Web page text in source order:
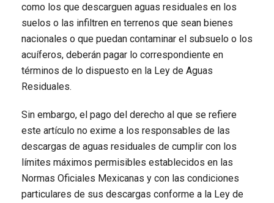
como los que descarguen aguas residuales en los
suelos o las infiltren en terrenos que sean bienes
nacionales o que puedan contaminar el subsuelo o los
acuíferos, deberán pagar lo correspondiente en
términos de lo dispuesto en la Ley de Aguas
Residuales.
Sin embargo, el pago del derecho al que se refiere
este artículo no exime a los responsables de las
descargas de aguas residuales de cumplir con los
límites máximos permisibles establecidos en las
Normas Oficiales Mexicanas y con las condiciones
particulares de sus descargas conforme a la Ley de